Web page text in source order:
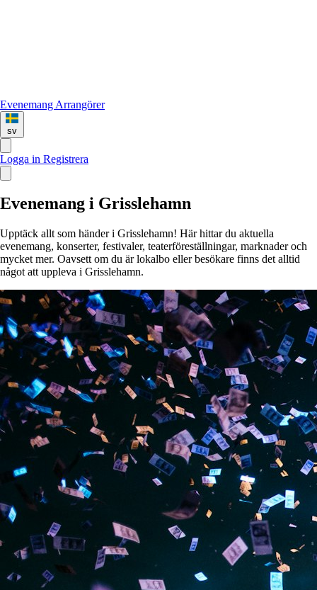
Evenemang Arrangörer
sv
Logga in Registrera
Evenemang i Grisslehamn
Upptäck allt som händer i Grisslehamn! Här hittar du aktuella
evenemang, konserter, festivaler, teaterföreställningar, marknader och
mycket mer. Oavsett om du är lokalbo eller besökare finns det alltid
något att uppleva i Grisslehamn.